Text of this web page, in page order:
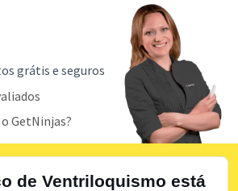
grátis e seguros
GetNinjas?
de Ventriloquismo está